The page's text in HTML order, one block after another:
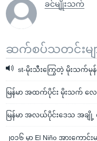
ခင်မျိုးသက်
ဆက်စပ်သတင်းမျာ
st-မိုးသီးကြွေတဲ့ မိုးသက်မုန်
မြန်မာ အထက်ပိုင်း မိုးသက် လေ
မြန်မာ အလယ်ပိုင်းဒေသ အခ
၂၀၁၆ မှာ El Niño အားကောင်